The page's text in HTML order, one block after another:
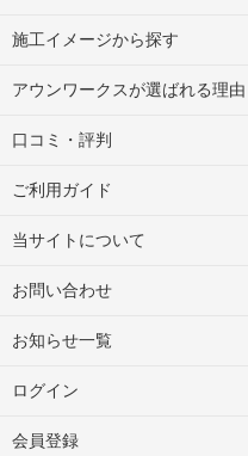
施工イメージから探す
アウンワークスが選ばれる理由
口コミ・評判
ご利用ガイド
当サイトについて
お問い合わせ
お知らせ一覧
ログイン
会員登録